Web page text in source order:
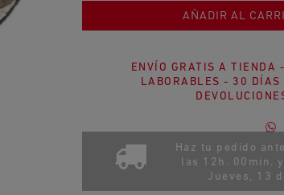
AÑADIR AL
ENVÍO GRATIS A TIENDA
LABORABLES - 30 DÍAS
Haz tu pedido
las 12h. 00min.
Jueves, 13